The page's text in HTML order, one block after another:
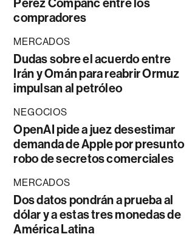
compradores
MERCADOS
Dudas sobre el acuerdo entre
Irán y Omán para reabrir Ormuz
impulsan al petróleo
NEGOCIOS
OpenAI pide a juez desestimar
demanda de Apple por presunto
robo de secretos comerciales
MERCADOS
Dos datos pondrán a prueba al
dólar y a estas tres monedas de
América Latina